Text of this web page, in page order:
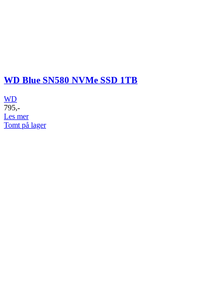
WD Blue SN580 NVMe SSD 1TB
WD
795,-
Les mer
Tomt på lager